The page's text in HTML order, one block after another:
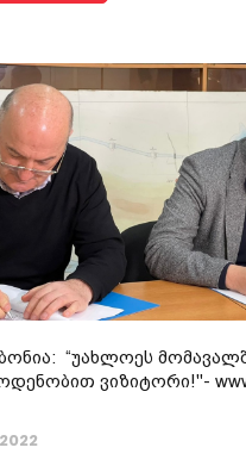
“უახლოეს
ვიზიტორი!"-